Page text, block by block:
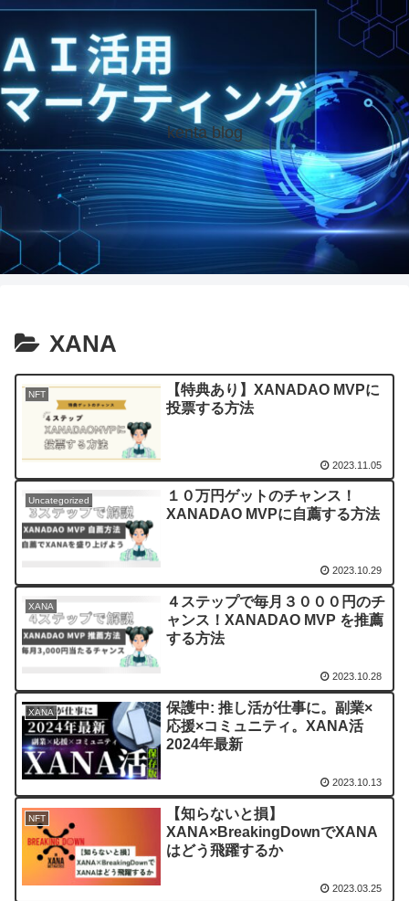
kenta blog
XANA
NFT
【特典あり】XANADAO MVPに
投票する方法
2023.11.05
Uncategorized
１０万円ゲットのチャンス！
XANADAO MVPに自薦する方法
2023.10.29
XANA
４ステップで毎月３０００円のチ
ャンス！XANADAO MVP を推薦
する方法
2023.10.28
XANA
保護中: 推し活が仕事に。副業×
応援×コミュニティ。XANA活
2024年最新
2023.10.13
NFT
【知らないと損】
XANA×BreakingDownでXANA
はどう飛躍するか
2023.03.25